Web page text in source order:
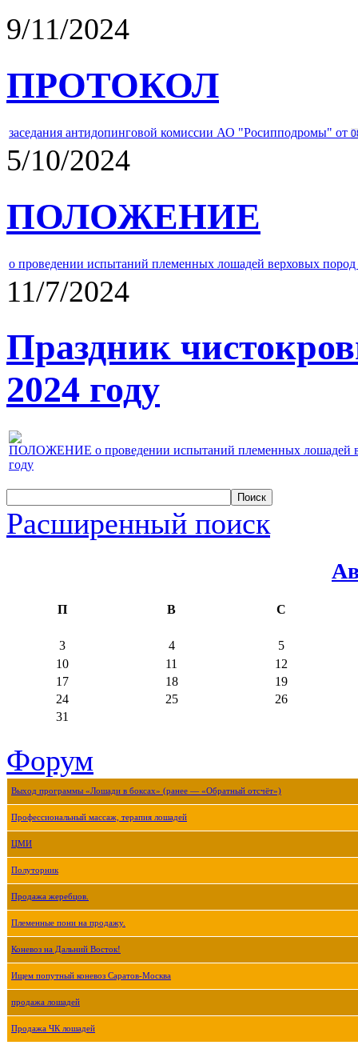
9/11/2024
ПРОТОКОЛ
заседания антидопинговой комиссии АО "Росипподромы" от
5/10/2024
ПОЛОЖЕНИЕ
о проведении испытаний племенных лошадей верховых
11/7/2024
Праздник
2024 году
ПОЛОЖЕНИЕ о проведении испытаний племенных лошадей
году
Расширенный поиск
П В С
3 4
5
10
11
12
17
18
19
24
25
26
31
Форум
Выход программы «Лошади в боксах» (ранее — «Обратный отсчёт»)
Профессиональный массаж, терапия лошадей
ЦМИ
Полуторник
Продажа жеребцов.
Племенные пони на продажу.
Коневоз на Дальний Восток!
Ищем попутный коневоз Саратов-Москва
продажа лошадей
Продажа ЧК лошадей